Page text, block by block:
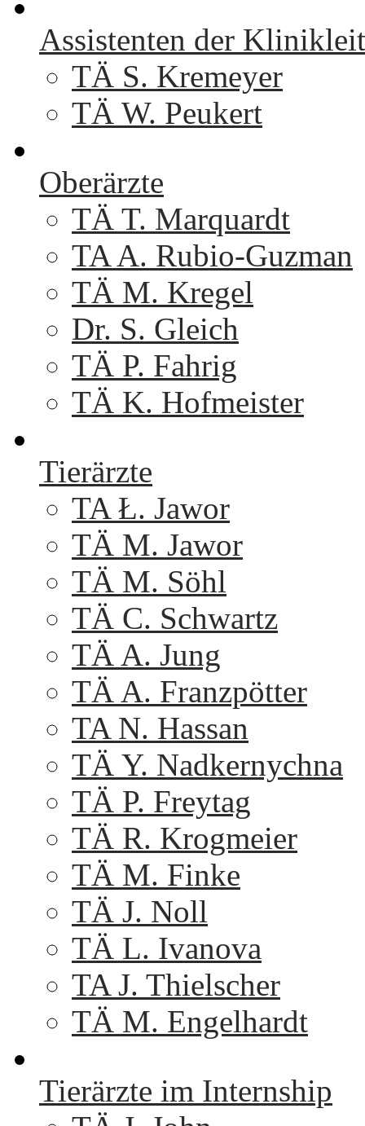
Assistenten der
TÄ S. Kremeyer
TÄ W. Peukert
Oberärzte
TÄ T. Marquardt
TA A. Rubio-Guzman
TÄ M. Kregel
Dr. S. Gleich
TÄ P. Fahrig
TÄ K. Hofmeister
Tierärzte
TA Ł. Jawor
TÄ M. Jawor
TÄ M. Söhl
TÄ C. Schwartz
TÄ A. Jung
TÄ A. Franzpötter
TA N. Hassan
TÄ Y. Nadkernychna
TÄ P. Freytag
TÄ R. Krogmeier
TÄ M. Finke
TÄ J. Noll
TÄ L. Ivanova
TA J. Thielscher
TÄ M. Engelhardt
Tierärzte im Internship